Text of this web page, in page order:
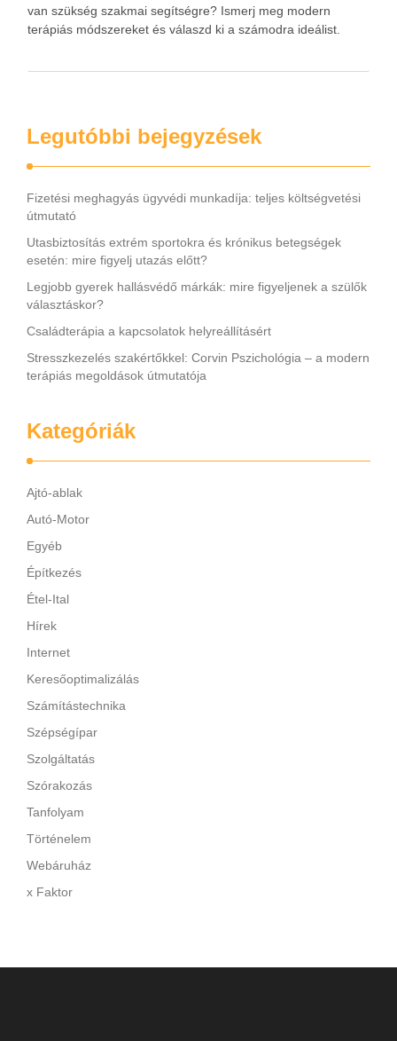
van szükség szakmai segítségre? Ismerj meg modern
terápiás módszereket és válaszd ki a számodra ideálist.
Legutóbbi bejegyzések
Fizetési meghagyás ügyvédi munkadíja: teljes költségvetési
útmutató
Utasbiztosítás extrém sportokra és krónikus betegségek
esetén: mire figyelj utazás előtt?
Legjobb gyerek hallásvédő márkák: mire figyeljenek a szülők
választáskor?
Családterápia a kapcsolatok helyreállításért
Stresszkezelés szakértőkkel: Corvin Pszichológia – a modern
terápiás megoldások útmutatója
Kategóriák
Ajtó-ablak
Autó-Motor
Egyéb
Építkezés
Étel-Ital
Hírek
Internet
Keresőoptimalizálás
Számítástechnika
Szépségípar
Szolgáltatás
Szórakozás
Tanfolyam
Történelem
Webáruház
x Faktor